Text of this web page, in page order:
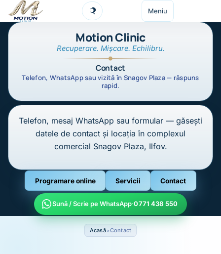
Sari la conținut
Caută Meniu
Motion Clinic
Recuperare. Mișcare. Echilibru.
Contact
Telefon, WhatsApp sau vizită în Snagov Plaza — răspuns
rapid.
Telefon, mesaj WhatsApp sau formular — găsești
datele de contact și locația în complexul
comercial Snagov Plaza, Ilfov.
Programare online Servicii Contact
Sună / Scrie pe WhatsApp·0771 438 550
Acasă Contact